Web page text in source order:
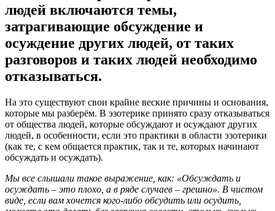
людей включаются темы,
затрагивающие обсуждение и
осуждение других людей, от таких
разговоров и таких людей необходимо
отказываться.
На это существуют свои крайне веские причины и основания,
которые мы разберём. В эзотерике принято сразу отказываться
от общества людей, которые обсуждают и осуждают других
людей, в особенности, если это практики в области эзотерики
(как те, с кем общается практик, так и те, которых начинают
обсуждать и осуждать).
Мы все слышали такое выражение, как: «Обсуждать и
осуждать – это плохо, а в ряде случаев – грешно». В чистом
виде, если вам хочется кого-либо обсудить или осудить,